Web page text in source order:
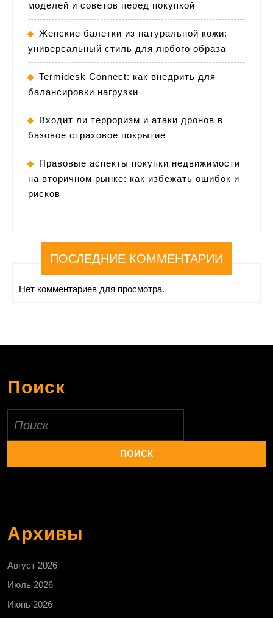
моделей и советов перед покупкой
Женские балетки из натуральной кожи:
универсальный стиль для любого образа
Termidesk Connect: как внедрить для
балансировки нагрузки
Входит ли терроризм и атаки дронов в
базовое страховое покрытие
Правовые аспекты покупки недвижимости
на вторичном рынке: как избежать ошибок и
рисков
ПОСЛЕДНИЕ КОММЕНТАРИИ
Нет комментариев для просмотра.
Поиск
Архивы
Август 2026
Июль 2026
Июнь 2026